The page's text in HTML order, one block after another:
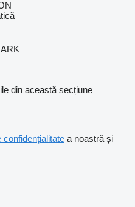
din această secțiune
confidențialitate a noastră și